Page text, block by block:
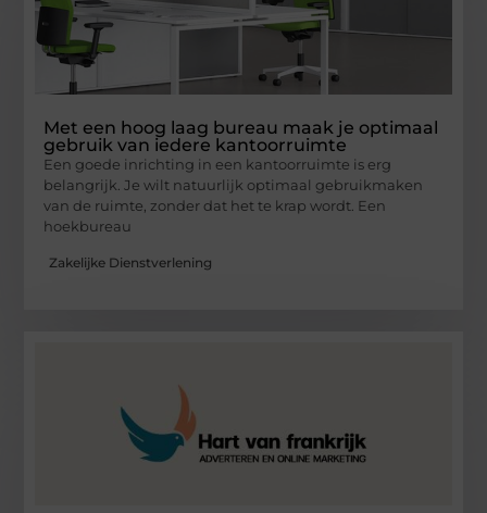
Met een hoog laag bureau maak je optimaal
gebruik van iedere kantoorruimte
Een goede inrichting in een kantoorruimte is erg
belangrijk. Je wilt natuurlijk optimaal gebruikmaken
van de ruimte, zonder dat het te krap wordt. Een
hoekbureau
Zakelijke Dienstverlening